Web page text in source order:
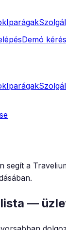
Iparágak
Demó
Iparágak
segít a
—